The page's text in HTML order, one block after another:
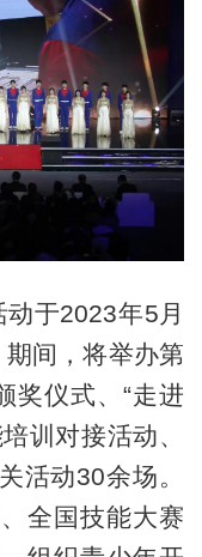
动于2023年5月
间，将举办第
奖仪式、“走进
训对接活动、
活动30余场。
全国技能大赛